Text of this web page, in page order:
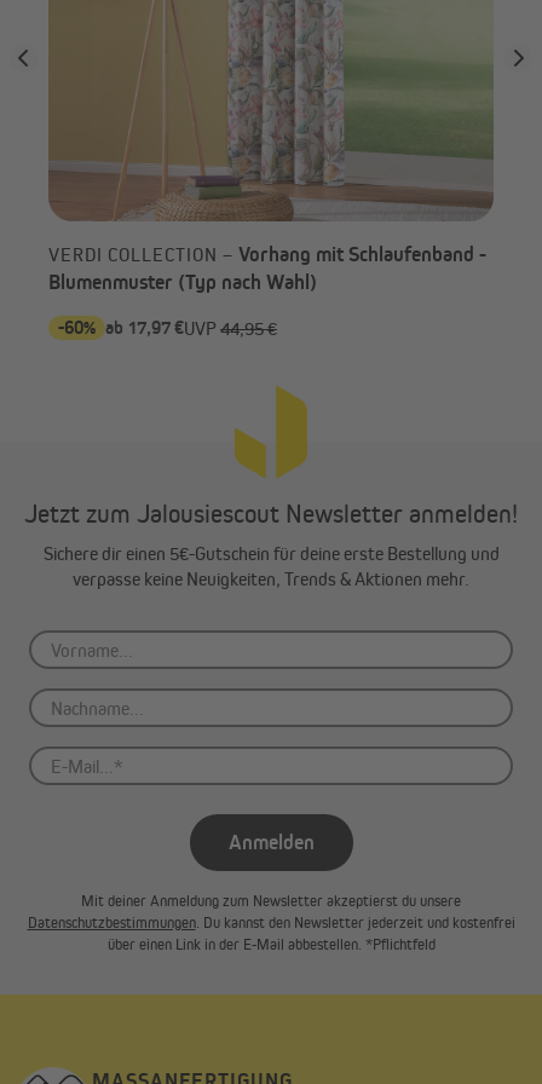
VERDI COLLECTION – Vorhang mit Schlaufenband -
Blumenmuster (Typ nach Wahl)
-60% ab 17,97 €UVP 44,95 €
Jetzt zum Jalousiescout Newsletter anmelden!
Sichere dir einen 5€-Gutschein für deine erste Bestellung und
verpasse keine Neuigkeiten, Trends & Aktionen mehr.
Anmelden
Mit deiner Anmeldung zum Newsletter akzeptierst du unsere
Datenschutzbestimmungen. Du kannst den Newsletter jederzeit und kostenfrei
über einen Link in der E-Mail abbestellen. *Pflichtfeld